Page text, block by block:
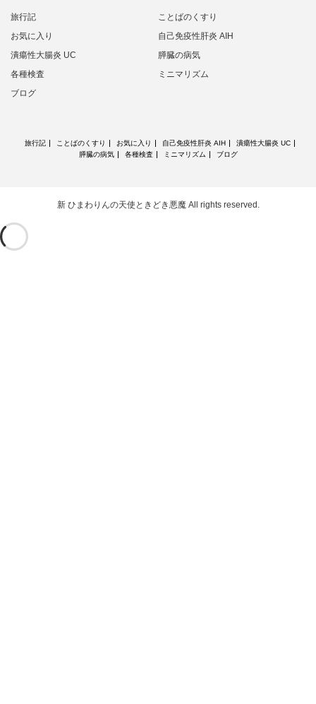
旅行記
ことばのくすり
お気に入り
自己免疫性肝炎 AIH
潰瘍性大腸炎 UC
膵臓の病気
各種検査
ミニマリズム
ブログ
旅行記 ことばのくすり お気に入り 自己免疫性肝炎 AIH
潰瘍性大腸炎 UC
膵臓の病気
各種検査 ミニマリズム ブログ
新 ひまわりんの天使ときどき悪魔 All rights reserved.